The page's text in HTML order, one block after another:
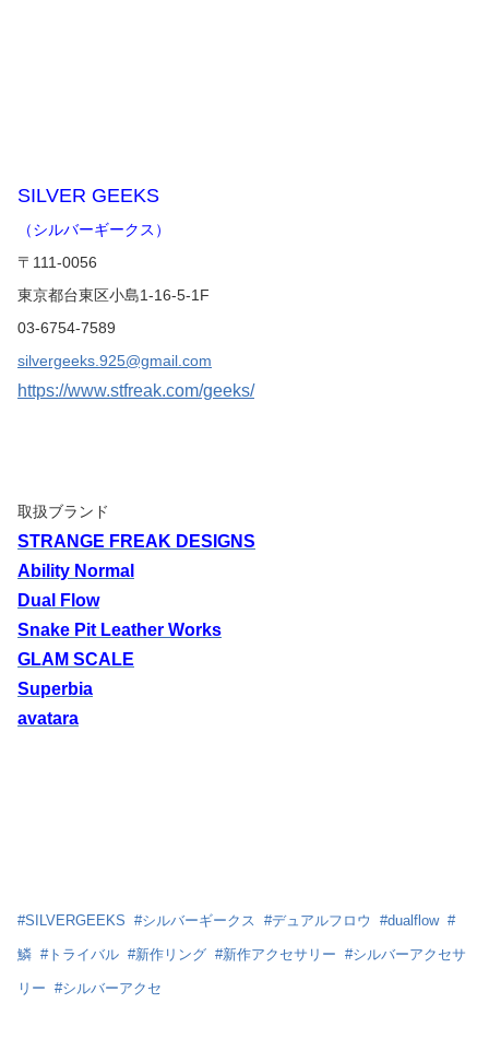
SILVER GEEKS
（シルバーギークス）
〒111-0056
東京都台東区小島1-16-5-1F
03-6754-7589
silvergeeks.925@gmail.com
https://www.stfreak.com/geeks/
取扱ブランド
STRANGE FREAK DESIGNS
Ability Normal
Dual Flow
Snake Pit Leather Works
GLAM SCALE
Superbia
avatara
#SILVERGEEKS #シルバーギークス #デュアルフロウ #dualflow #
鱗 #トライバル #新作リング #新作アクセサリー #シルバーアクセサ
リー #シルバーアクセ